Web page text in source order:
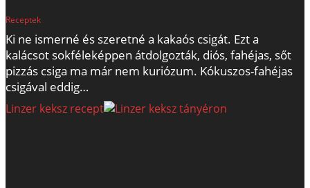
Receptek
Ki ne ismerné és szeretné a kakaós csigát. Ezt a
kalácsot sokféleképpen átdolgozták, diós, fahéjas, sőt
pizzás csiga ma már nem kuriózum. Kókuszos-fahéjas
csigával eddig…
Linzer keksz recept